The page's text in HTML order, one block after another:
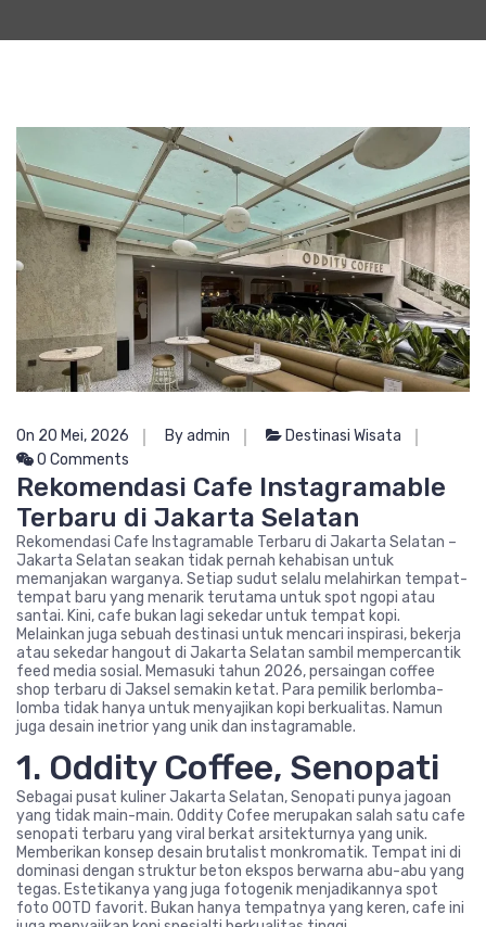
On 20 Mei, 2026 By admin
Destinasi Wisata
0 Comments
Rekomendasi Cafe Instagramable
Terbaru di Jakarta Selatan
Rekomendasi Cafe Instagramable Terbaru di Jakarta Selatan –
Jakarta Selatan seakan tidak pernah kehabisan untuk
memanjakan warganya. Setiap sudut selalu melahirkan tempat-
tempat baru yang menarik terutama untuk spot ngopi atau
santai. Kini, cafe bukan lagi sekedar untuk tempat kopi.
Melainkan juga sebuah destinasi untuk mencari inspirasi, bekerja
atau sekedar hangout di Jakarta Selatan sambil mempercantik
feed media sosial. Memasuki tahun 2026, persaingan coffee
shop terbaru di Jaksel semakin ketat. Para pemilik berlomba-
lomba tidak hanya untuk menyajikan kopi berkualitas. Namun
juga desain inetrior yang unik dan instagramable.
1. Oddity Coffee, Senopati
Sebagai pusat kuliner Jakarta Selatan, Senopati punya jagoan
yang tidak main-main. Oddity Cofee merupakan salah satu cafe
senopati terbaru yang viral berkat arsitekturnya yang unik.
Memberikan konsep desain brutalist monkromatik. Tempat ini di
dominasi dengan struktur beton ekspos berwarna abu-abu yang
tegas. Estetikanya yang juga fotogenik menjadikannya spot
foto OOTD favorit. Bukan hanya tempatnya yang keren, cafe ini